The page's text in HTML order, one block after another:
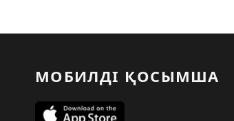
МОБИЛДІ ҚОСЫМША